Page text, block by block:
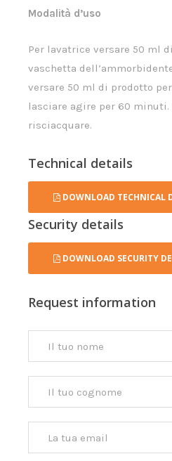
Modalità d’uso
Per lavatrice versare 50 ml
vaschetta
versare 50 ml di prodotto
lasciare agire per 60
risciacquare.
Technical details
DOWNLOAD TECHNICAL
Security details
DOWNLOAD SECURITY
Request information